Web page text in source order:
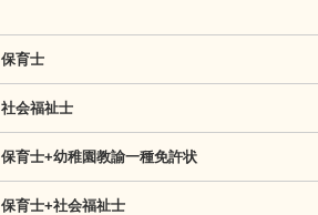
保育士
社会福祉士
保育士+幼稚園教諭一種免許状
保育士+社会福祉士